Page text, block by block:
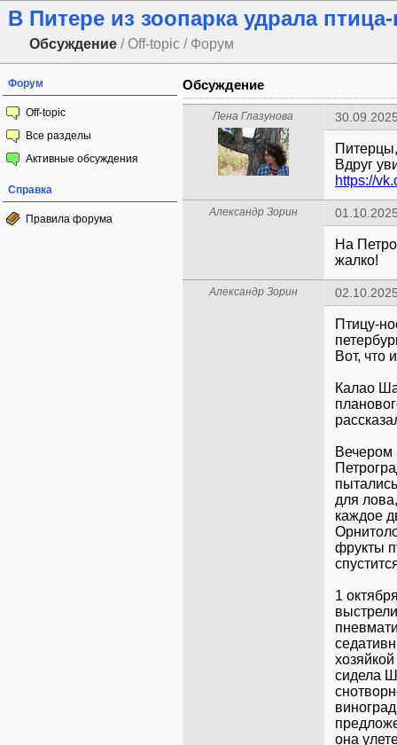
В Питере из зоопарка удрала
Обсуждение / Off-topic / Форум
Форум
Off-topic
Все разделы
Активные обсуждения
Справка
Правила форума
Обсуждение
Лена Глазунова
https://
Александр Зорин
На
жалко!
Александр Зорин
Птицу-
Вот, что
Калао
Вечером
для
каждое
фрукты
1
сидела
она